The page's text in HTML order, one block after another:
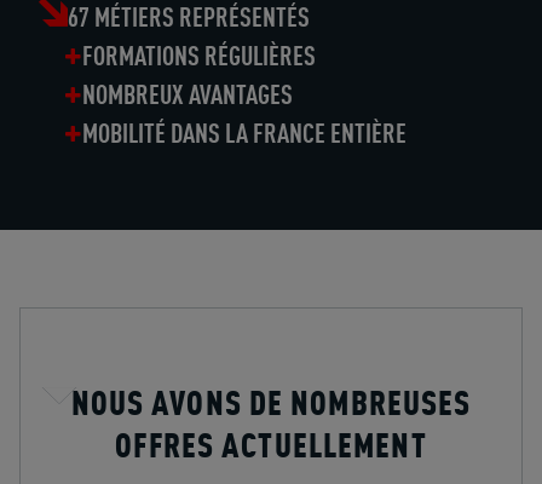
67 MÉTIERS REPRÉSENTÉS
FORMATIONS RÉGULIÈRES
NOMBREUX AVANTAGES
MOBILITÉ DANS LA FRANCE ENTIÈRE
NOUS AVONS DE NOMBREUSES
OFFRES ACTUELLEMENT